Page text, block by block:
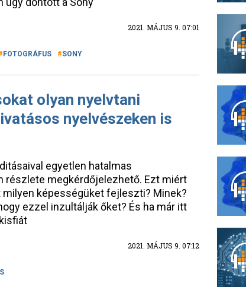
2021. MÁJUS 9. 07:01
FOTOGRÁFUS SONY
olyan nyelvtani
nyelvészeken is
egyetlen hatalmas
részlete megkérdőjelezhető. Ezt miért
milyen képességüket fejleszti? Minek?
ezzel inzultálják őket? És ha már itt
2021. MÁJUS 9. 07:12